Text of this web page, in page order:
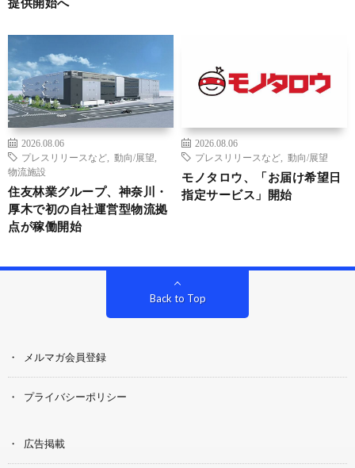
2026.08.06
プレスリリースなど
動向/展望
物流施設
住友林業グループ、神奈川・
厚木で初の自社運営型物流拠
点が稼働開始
2026.08.06
プレスリリースなど
動向/展望
モノタロウ、「お届け希望日
指定サービス」開始
Back to Top
メルマガ会員登録
プライバシーポリシー
広告掲載